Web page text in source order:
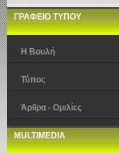
ΓΡΑΦΕΙΟ ΤΥΠΟΥ
Η Βουλή
Τύπος
Άρθρα - Ομιλίες
MULTIMEDIA